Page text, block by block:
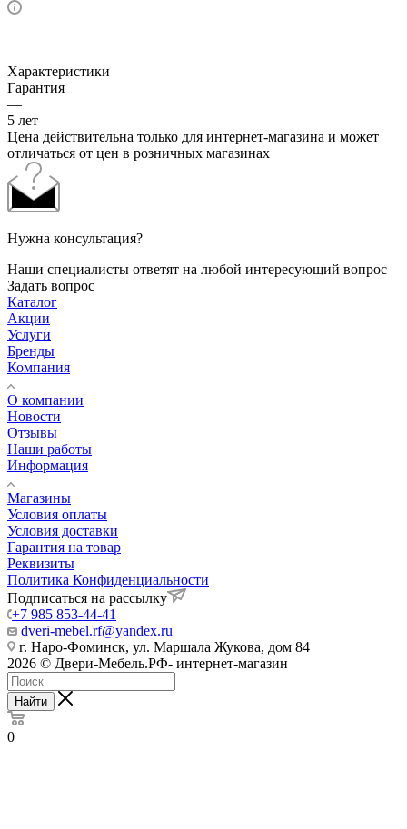
Характеристики
Гарантия
—
5 лет
Цена действительна только для интернет-магазина и может
отличаться от цен в розничных магазинах
Нужна консультация?
Наши специалисты ответят на любой интересующий вопрос
Задать вопрос
Каталог
Акции
Услуги
Бренды
Компания
О компании
Новости
Отзывы
Наши работы
Информация
Магазины
Условия оплаты
Условия доставки
Гарантия на товар
Реквизиты
Политика Конфиденциальности
Подписаться на рассылку
+7 985 853-44-41
dveri-mebel.rf@yandex.ru
г. Наро-Фоминск, ул. Маршала Жукова, дом 84
2026 © Двери-Мебель.РФ- интернет-магазин
Найти
0